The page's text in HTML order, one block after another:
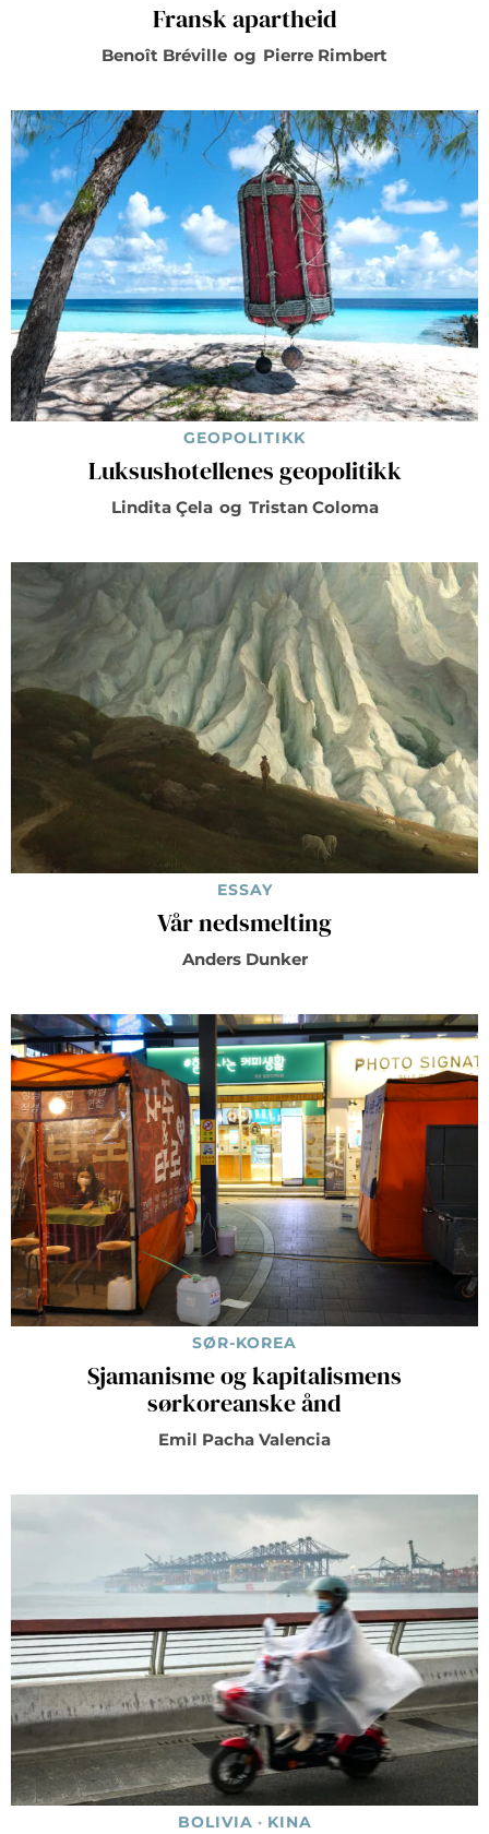
Fransk apartheid
Benoît Bréville og Pierre Rimbert
GEOPOLITIKK
Luksushotellenes geopolitikk
Lindita Çela og Tristan Coloma
ESSAY
Vår nedsmelting
Anders Dunker
SØR-KOREA
Sjamanisme og kapitalismens
sørkoreanske ånd
Emil Pacha Valencia
BOLIVIA · KINA